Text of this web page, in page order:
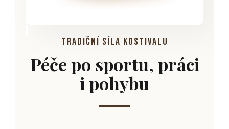
Tradiční síla kostivalu
Péče po sportu, práci
i pohybu